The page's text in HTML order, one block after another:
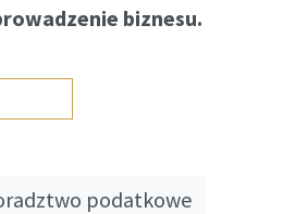
biznesu.
podatkowe